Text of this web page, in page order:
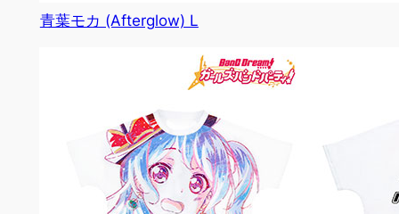
青葉モカ (Afterglow) L